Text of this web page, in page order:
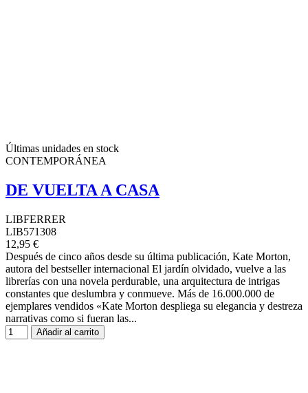
Últimas unidades en stock
CONTEMPORÁNEA
DE VUELTA A CASA
LIBFERRER
LIB571308
12,95 €
Después de cinco años desde su última publicación, Kate Morton,
autora del bestseller internacional El jardín olvidado, vuelve a las
librerías con una novela perdurable, una arquitectura de intrigas
constantes que deslumbra y conmueve. Más de 16.000.000 de
ejemplares vendidos «Kate Morton despliega su elegancia y destreza
narrativas como si fueran las...
Añadir al carrito